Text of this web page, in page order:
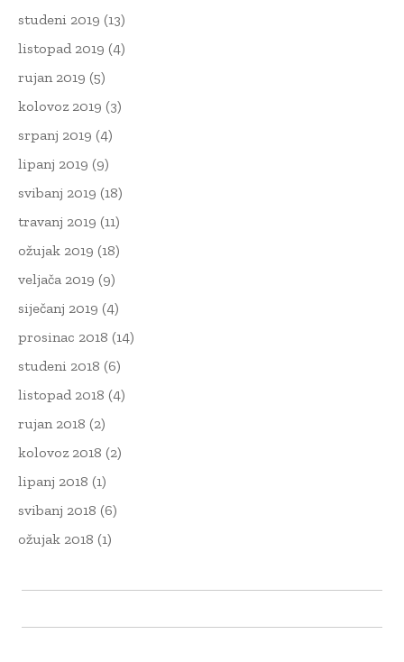
studeni 2019 (13)
listopad 2019 (4)
rujan 2019 (5)
kolovoz 2019 (3)
srpanj 2019 (4)
lipanj 2019 (9)
svibanj 2019 (18)
travanj 2019 (11)
ožujak 2019 (18)
veljača 2019 (9)
siječanj 2019 (4)
prosinac 2018 (14)
studeni 2018 (6)
listopad 2018 (4)
rujan 2018 (2)
kolovoz 2018 (2)
lipanj 2018 (1)
svibanj 2018 (6)
ožujak 2018 (1)